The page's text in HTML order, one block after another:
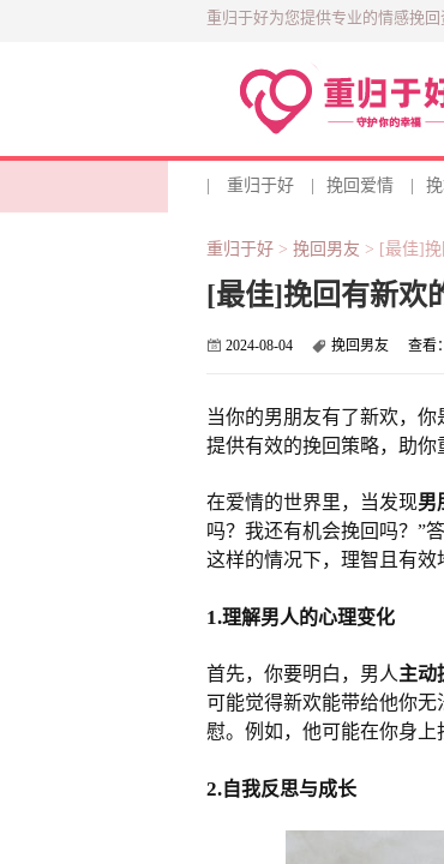
重归于好为您提供专业的情感挽
重归于好 挽回爱情
重归于好> 挽回男友 > [最佳]
[最佳]挽回有新欢
2024-08-04 挽回男友 查看：
当你的男朋友有了新欢，
提供有效的挽回策略，助你
在爱情的世界里，当发现男
吗？我还有机会挽回吗？”
这样的情况下，理智且有效
1.理解男人的心理变化
首先，你要明白，男人主动
可能觉得新欢能带给他你
慰。例如，他可能在你身上
2.自我反思与成长